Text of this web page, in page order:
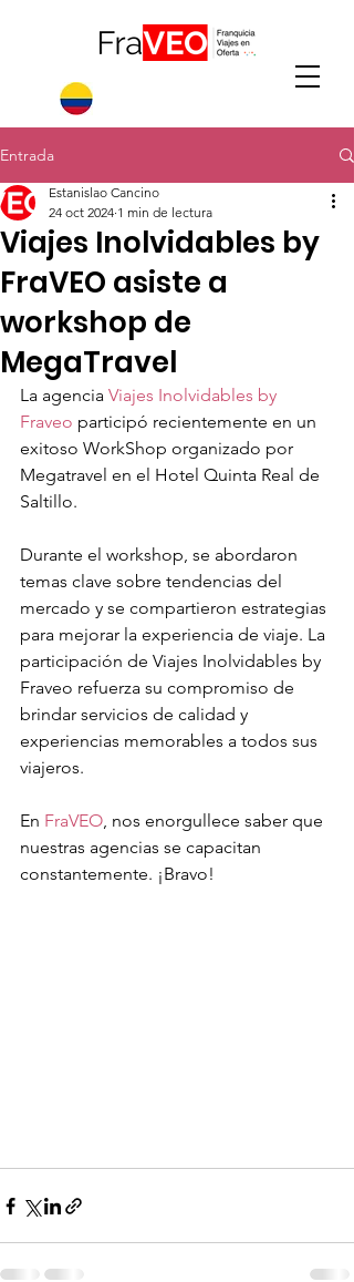
Entrada
Viajes Inolvidables by
FraVEO asiste a
workshop de
MegaTravel
Estanislao Cancino
24 oct 2024 1 min de lectura
La agencia Viajes Inolvidables by
Fraveo participó recientemente en un
exitoso WorkShop organizado por
Megatravel en el Hotel Quinta Real de
Saltillo.
Durante el workshop, se abordaron
temas clave sobre tendencias del
mercado y se compartieron estrategias
para mejorar la experiencia de viaje. La
participación de Viajes Inolvidables by
Fraveo refuerza su compromiso de
brindar servicios de calidad y
experiencias memorables a todos sus
viajeros.
En FraVEO, nos enorgullece saber que
nuestras agencias se capacitan
constantemente. ¡Bravo!